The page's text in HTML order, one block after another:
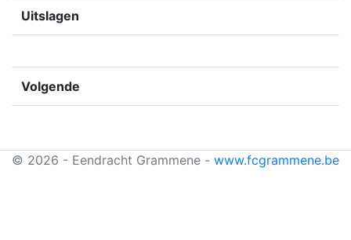
Uitslagen
Volgende
© 2026 - Eendracht Grammene - www.fcgrammene.be